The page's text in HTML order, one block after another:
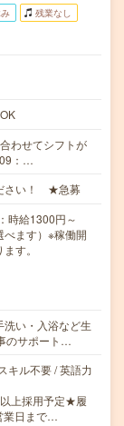
残業なし
わせてシフトが
：…
さい！ ★急募
時給1300円～
ます）※稼働開
す。
い・入浴など生
のサポート…
キル不要 / 英語力
上採用予定★履
業日まで…